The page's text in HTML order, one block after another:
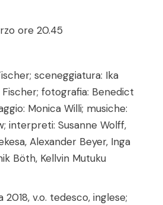
ore 20.45
sceneggiatura: Ika
Fischer; fotografia: Benedict
Monica Willi; musiche:
interpreti: Susanne Wolff,
Alexander Beyer, Inga
Böth, Kellvin Mutuku
v.o. tedesco, inglese;